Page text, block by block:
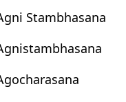
Stambhasana